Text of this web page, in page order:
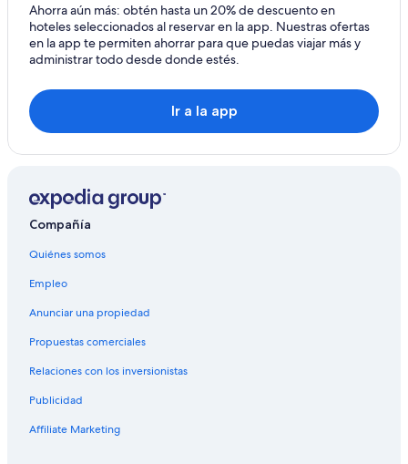
Ahorra aún más: obtén hasta un 20% de descuento en
hoteles seleccionados al reservar en la app. Nuestras ofertas
en la app te permiten ahorrar para que puedas viajar más y
administrar todo desde donde estés.
Ir a la app
Compañía
Quiénes somos
Empleo
Anunciar una propiedad
Propuestas comerciales
Relaciones con los inversionistas
Publicidad
Affiliate Marketing